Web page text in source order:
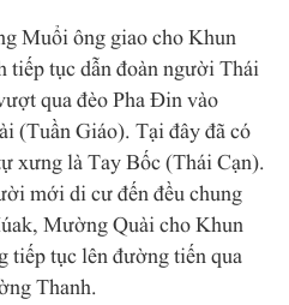
Muổi ông giao cho Khun
tiếp tục dẫn đoàn người Thái
qua đèo Pha Đin vào
(Tuần Giáo). Tại đây đã có
xưng là Tay Bốc (Thái Cạn).
mới di cư đến đều chung
Mường Quài cho Khun
tiếp tục lên đường tiến qua
Thanh.